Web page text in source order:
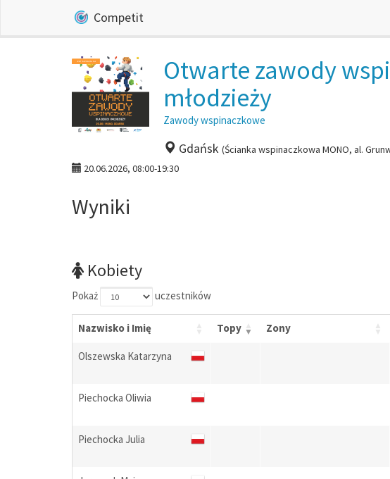
Competit
Otwarte zawody
młodzieży
Zawody wspinaczkowe
Gdańsk (Ścianka wspinaczkowa MONO, al.
20.06.2026, 08:00-19:30
Wyniki
Kobiety
Pokaż uczestników
Nazwisko i Imię Topy Zony
Olszewska Katarzyna
Piechocka Oliwia
Piechocka Julia